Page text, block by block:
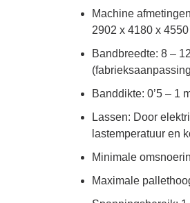
Machine
2902 x 4180 x
Bandbreedte: 8 –
Banddikte: 0’5 – 1
Lassen: Door
lastemperatuur en
Minimale
Maximale